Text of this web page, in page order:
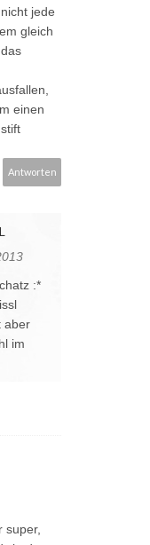
jede
gleich
einen
Antworten
:*
aber
im
super,